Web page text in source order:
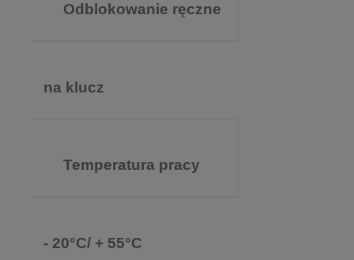
Odblokowanie ręczne
na klucz
Temperatura pracy
- 20°C/ + 55°C